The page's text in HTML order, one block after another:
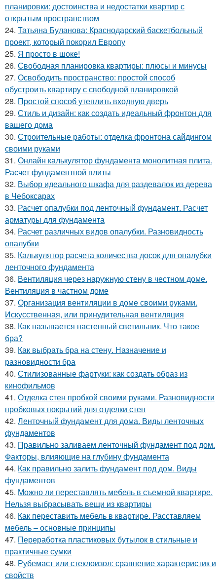
планировки: достоинства и недостатки квартир с
открытым пространством
24. Татьяна Буланова: Краснодарский баскетбольный
проект, который покорил Европу
25. Я просто в шоке!
26. Свободная планировка квартиры: плюсы и минусы
27. Освободить пространство: простой способ
обустроить квартиру с свободной планировкой
28. Простой способ утеплить входную дверь
29. Стиль и дизайн: как создать идеальный фронтон для
вашего дома
30. Строительные работы: отделка фронтона сайдингом
своими руками
31. Онлайн калькулятор фундамента монолитная плита.
Расчет фундаментной плиты
32. Выбор идеального шкафа для раздевалок из дерева
в Чебоксарах
33. Расчет опалубки под ленточный фундамент. Расчет
арматуры для фундамента
34. Расчет различных видов опалубки. Разновидность
опалубки
35. Калькулятор расчета количества досок для опалубки
ленточного фундамента
36. Вентиляция через наружную стену в честном доме.
Вентиляция в частном доме
37. Организация вентиляции в доме своими руками.
Искусственная, или принудительная вентиляция
38. Как называется настенный светильник. Что такое
бра?
39. Как выбрать бра на стену. Назначение и
разновидности бра
40. Стилизованные фартуки: как создать образ из
кинофильмов
41. Отделка стен пробкой своими руками. Разновидности
пробковых покрытий для отделки стен
42. Ленточный фундамент для дома. Виды ленточных
фундаментов
43. Правильно заливаем ленточный фундамент под дом.
Факторы, влияющие на глубину фундамента
44. Как правильно залить фундамент под дом. Виды
фундаментов
45. Можно ли переставлять мебель в съемной квартире.
Нельзя выбрасывать вещи из квартиры
46. Как переставить мебель в квартире. Расставляем
мебель – основные принципы
47. Переработка пластиковых бутылок в стильные и
практичные сумки
48. Рубемаст или стеклоизол: сравнение характеристик и
свойств